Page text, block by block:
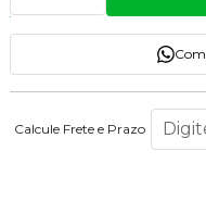
Calcule Frete e Prazo